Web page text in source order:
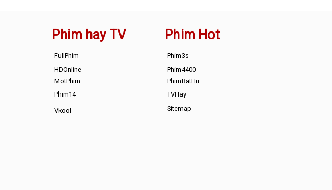
Phim hay TV
FullPhim
HDOnline
MotPhim
Phim14
Vkool
Phim Hot
Phim3s
Phim4400
PhimBatHu
TVHay
Sitemap